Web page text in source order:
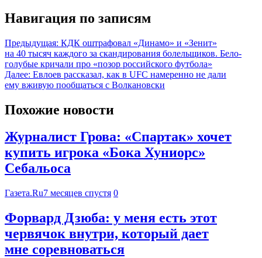
Навигация по записям
Предыдущая: КДК оштрафовал «Динамо» и «Зенит»
на 40 тысяч каждого за скандирования болельщиков. Бело-
голубые кричали про «позор российского футбола»
Далее: Евлоев рассказал, как в UFC намеренно не дали
ему вживую пообщаться с Волкановски
Похожие новости
Журналист Грова: «Спартак» хочет
купить игрока «Бока Хуниорс»
Себальоса
Газета.Ru7 месяцев спустя 0
Форвард Дзюба: у меня есть этот
червячок внутри, который дает
мне соревноваться